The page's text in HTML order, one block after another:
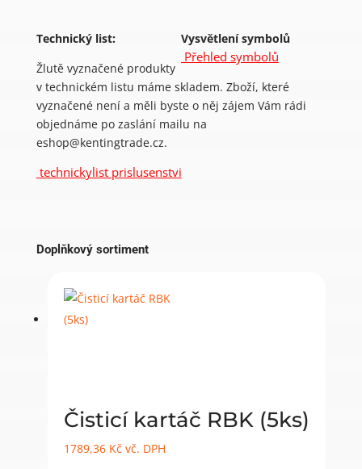
Vysvětlení symbolů
Přehled symbolů
Technický list:
Žlutě vyznačené produkty
v technickém listu máme skladem. Zboží, které
vyznačené není a měli byste o něj zájem Vám rádi
objednáme po zaslání mailu na
eshop@kentingtrade.cz.
technickylist prislusenstvi
Doplňkový sortiment
Čisticí kartáč RBK (5ks)
1789,36 Kč vč. DPH